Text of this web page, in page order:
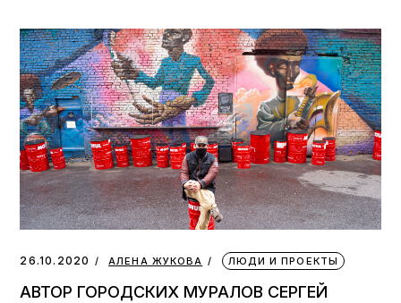
26.10.2020 АЛЕНА ЖУКОВА ЛЮДИ И ПРОЕКТЫ
АВТОР ГОРОДСКИХ МУРАЛОВ СЕРГЕЙ